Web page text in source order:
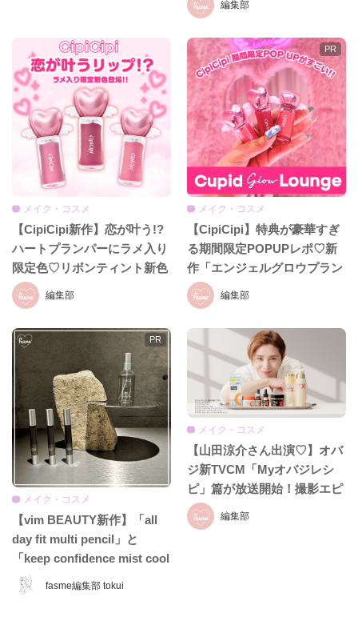
編集部
イト、セザンヌほか話題ブラ
ンドまとめ
編集部
メイク・コスメ
【CipiCipi新作】恋が叶う!?
ハートプランパーにラメ入り
限定色♡リボンティント新色
も8月19日発売
編集部
メイク・コスメ
【CipiCipi】特典が豪華すぎ
る期間限定POPUPレポ♡新
作「エンジェルグロウプラン
パー」も必見!!
fasme編集部 tokui
メイク・コスメ
【vim BEAUTY新作】「all
day fit multi pencil」と
「keep confidence mist cool
EX」をレビュー♡ 夏のお直
しに頼れるコスメをチェッ
編集部
メイク・コスメ
【山田涼介さん出演♡】オバ
ジ新TVCM「Myオバジレシ
ピ」篇が放送開始！撮影エピ
ソード＆インタビュー全文を
お届け